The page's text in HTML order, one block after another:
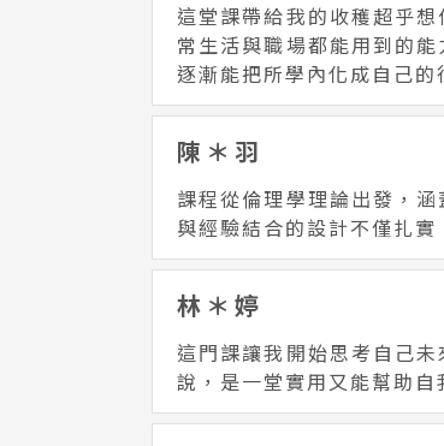
這堂課帶給我的收穫超乎
常生活與職場都能用到的
逐漸能把所學內化成自己
陳＊羽
課程從倫理學理論出發，
與經驗結合的設計不僅扎
林＊婷
這門課讓我開始思考自己
說，是一堂實用又能幫助自